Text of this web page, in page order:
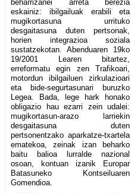
beharrizanei arreta berezia
eskainiz: ibilgailuak erabili eta
mugikortasuna urrituko
desgaitasuna duten pertsonak,
horien integrazioa soziala
sustatzekotan. Abenduaren 19ko
19/2001 Learen bitartez,
erreformatu egin zen Trafikoari,
motordun ibilgailuen zirkulazioari
eta bide-segurtasunari buruzko
Legea. Bada, lege hark honako
obligazio hau ezarri zein udalei:
mugikortasun-arazo larriekin
desgaitasuna duten
pertsonentzako aparkatze-txartela
ematekoa, zeinak izan beharko
baitu balioa lurralde nazional
osoan, kontuan izanik Europar
Batasuneko Kontseiluaren
Gomendioa.